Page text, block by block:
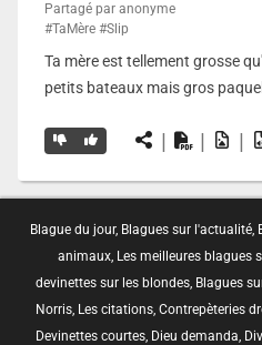
Partagé par anonyme
#TaMère #Slip
Ta mère est tellement grosse
petits bateaux mais gros
| | |
Blague du jour, Blagues sur l'actualité,
animaux, Les meilleures blagues
devinettes sur les blondes, Blagues
Norris, Les citations, Contrepèteries
Devinettes courtes, Dieu demanda,